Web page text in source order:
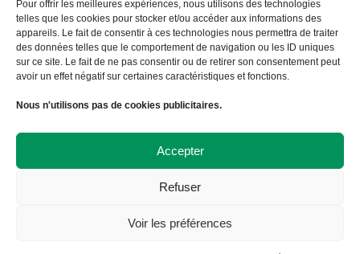
Pour offrir les meilleures expériences, nous utilisons des technologies
telles que les cookies pour stocker et/ou accéder aux informations des
appareils. Le fait de consentir à ces technologies nous permettra de traiter
des données telles que le comportement de navigation ou les ID uniques
sur ce site. Le fait de ne pas consentir ou de retirer son consentement peut
avoir un effet négatif sur certaines caractéristiques et fonctions.
Nous n'utilisons pas de cookies publicitaires.
Accepter
Refuser
Voir les préférences
←Évènement précédent Évènement suivant→
108 avenue Victor Hugo
09 72 57 35 57
contact@abicyclette-tulle.fr
Copyright 2023 Association À Bicyclette
Politique de cookies